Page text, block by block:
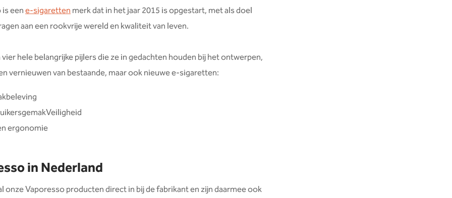
eene-sigarettenmerk dat in het jaar 2015 is opgestart, met als doel
aan een rookvrije wereld en kwaliteit van leven.
hele belangrijke pijlers die ze in gedachten houden bij het ontwerpen,
vernieuwen van bestaande, maar ook nieuwe e-sigaretten:
ergonomie
in Nederland
onze Vaporesso producten direct in bij de fabrikant en zijn daarmee ook